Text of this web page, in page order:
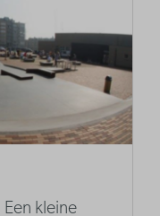
kleine